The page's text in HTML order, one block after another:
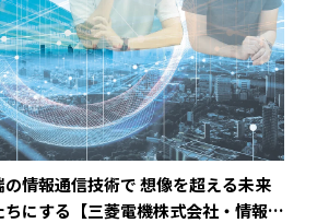
の情報通信技術で 想像を超える未来
ちにする【三菱電機株式会社・情報技